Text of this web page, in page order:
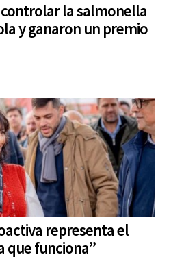
la salmonella
y ganaron un premio
representa el
que funciona”